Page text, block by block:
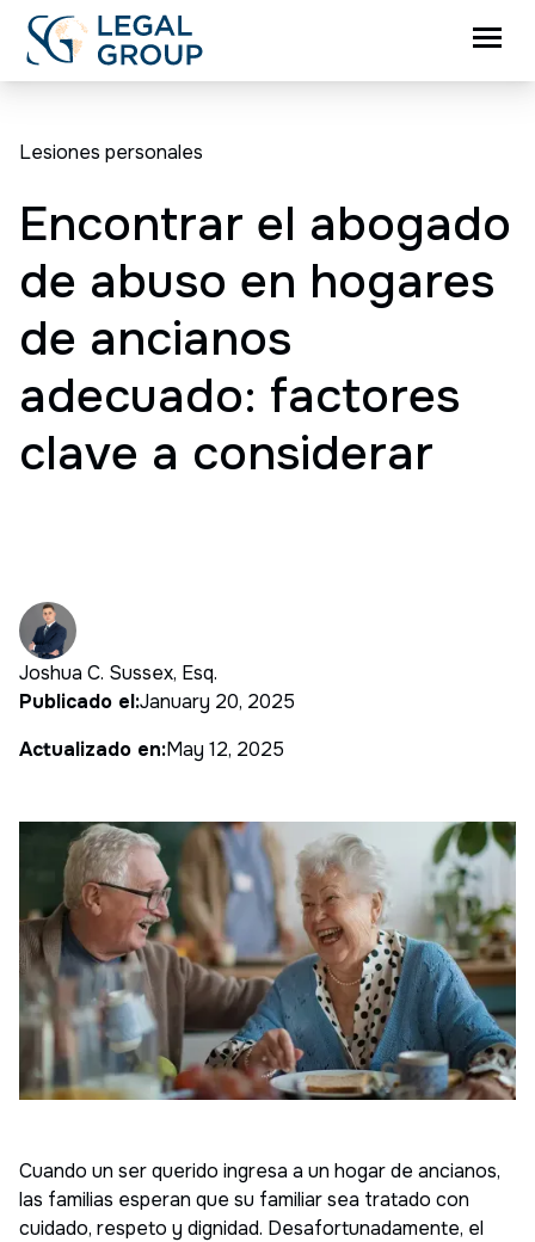
Lesiones personales
Encontrar el abogado
de abuso en hogares
de ancianos
adecuado: factores
clave a considerar
Joshua C. Sussex, Esq.
Publicado el:January 20, 2025
Actualizado en:May 12, 2025
Cuando un ser querido ingresa a un hogar de ancianos,
las familias esperan que su familiar sea tratado con
cuidado, respeto y dignidad. Desafortunadamente, el